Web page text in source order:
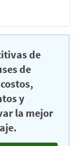
de
de
y
la mejor